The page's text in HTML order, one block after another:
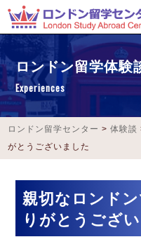
ロンドン留学体験
Experiences
ロンドン留学センター >体験談
がとうございました
親切なロンド
りがとうござ